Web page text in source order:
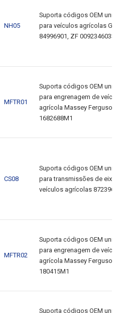
NH05
Suporta códigos OEM
para veículos agrícolas
84996901, ZF 0092346033
MFTR01
Suporta códigos OEM
para engrenagem de
agrícola Massey Ferguson
1682688M1
CS08
Suporta códigos OEM
para transmissões de eixo
veículos agrícolas
MFTR02
Suporta códigos OEM
para engrenagem de
agrícola Massey Ferguson
180415M1
Suporta códigos OEM